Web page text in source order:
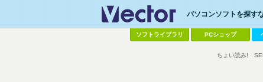
パソコンソフトを探す
ソフトライブラリ PCショップ
ちょい読み!